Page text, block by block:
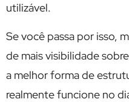
utilizável.
Se você passa por isso,
de mais visibilidade
a melhor forma de
realmente funcione no